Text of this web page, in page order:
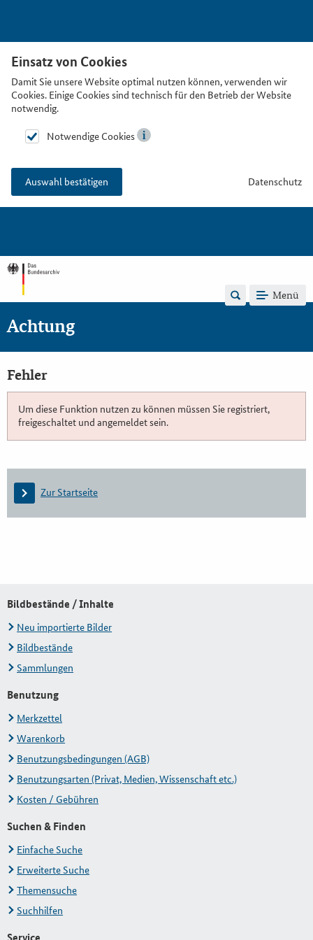
Einsatz von Cookies
Damit Sie unsere Website optimal nutzen können, verwenden wir
Cookies. Einige Cookies sind technisch für den Betrieb der Website
notwendig.
Notwendige Cookies
Auswahl bestätigen Datenschutz
Menü
Achtung
Fehler
Um diese Funktion nutzen zu können müssen Sie registriert,
freigeschaltet und angemeldet sein.
Zur Startseite
Bildbestände / Inhalte
Neu importierte Bilder
Bildbestände
Sammlungen
Benutzung
Merkzettel
Warenkorb
Benutzungsbedingungen (AGB)
Benutzungsarten (Privat, Medien, Wissenschaft etc.)
Kosten / Gebühren
Suchen & Finden
Einfache Suche
Erweiterte Suche
Themensuche
Suchhilfen